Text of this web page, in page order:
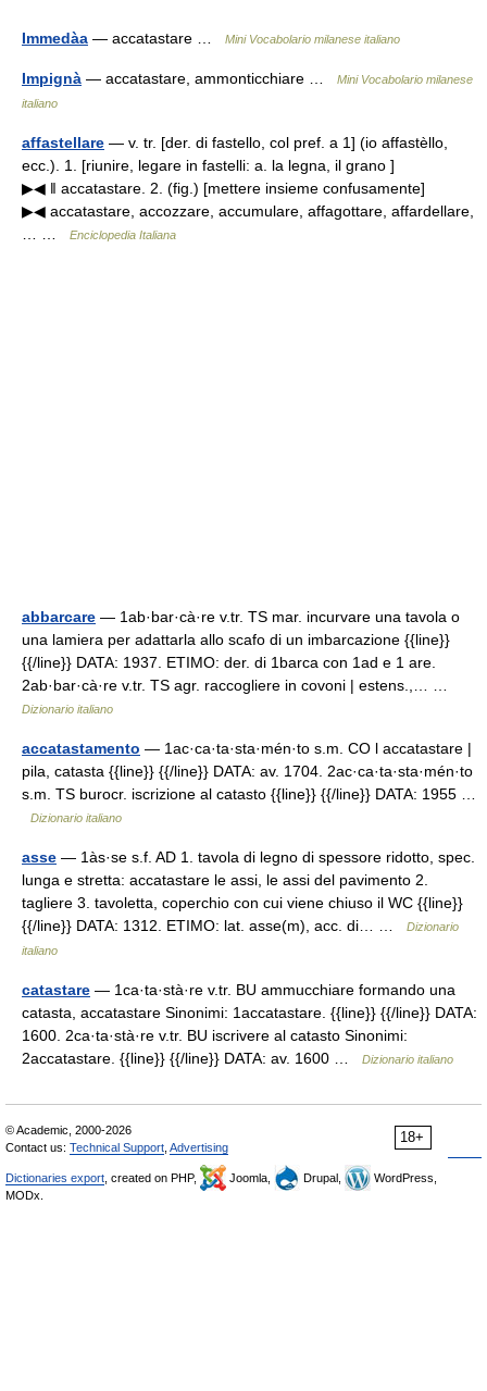
Immedàa — accatastare … Mini Vocabolario milanese italiano
Impignà — accatastare, ammonticchiare …
Mini Vocabolario milanese
italiano
affastellare — v. tr. [der. di fastello, col pref. a 1] (io affastèllo,
ecc.). 1. [riunire, legare in fastelli: a. la legna, il grano ]
▶◀ ‖ accatastare. 2. (fig.) [mettere insieme confusamente]
▶◀ accatastare, accozzare, accumulare, affagottare, affardellare,
Enciclopedia Italiana
abbarcare — 1ab·bar·cà·re v.tr. TS mar. incurvare una tavola o
una lamiera per adattarla allo scafo di un imbarcazione {{line}}
{{/line}} DATA: 1937. ETIMO: der. di 1barca con 1ad e 1 are.
2ab·bar·cà·re v.tr. TS agr. raccogliere in covoni | estens.,… …
Dizionario italiano
accatastamento — 1ac·ca·ta·sta·mén·to s.m. CO l accatastare |
pila, catasta {{line}} {{/line}} DATA: av. 1704. 2ac·ca·ta·sta·mén·to
s.m. TS burocr. iscrizione al catasto {{line}} {{/line}} DATA: 1955 …
Dizionario italiano
asse — 1às·se s.f. AD 1. tavola di legno di spessore ridotto, spec.
lunga e stretta: accatastare le assi, le assi del pavimento 2.
tagliere 3. tavoletta, coperchio con cui viene chiuso il WC {{line}}
{{/line}} DATA: 1312. ETIMO: lat. asse(m), acc. di… …
Dizionario
italiano
catastare — 1ca·ta·stà·re v.tr. BU ammucchiare formando una
catasta, accatastare Sinonimi: 1accatastare. {{line}} {{/line}} DATA:
1600. 2ca·ta·stà·re v.tr. BU iscrivere al catasto Sinonimi:
2accatastare. {{line}} {{/line}} DATA: av. 1600 …
Dizionario italiano
18+
© Academic, 2000-2026
Contact us: Technical Support Advertising
Dictionaries export , created on PHP, Joomla, Drupal,
WordPress,
MODx.